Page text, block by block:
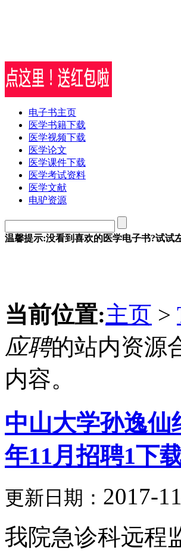
电子书主页
医学书籍下载
医学视频下载
医学论文
医学课件下载
医学考试资料
医学文献
电驴资源
温馨提示:没看到喜欢的医学电子书?试试
当前位置:主页 >
应聘的站内资源
内容。
中山大学孙逸仙
年11月招聘1下
更新日期： 2017-
我院急诊科远程